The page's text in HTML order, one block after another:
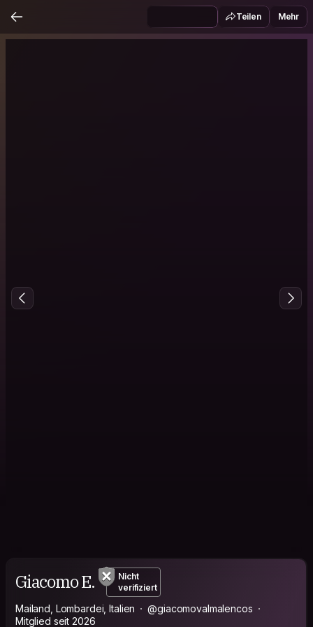
Teilen Mehr
Giacomo E.
Nicht
verifiziert
Mailand, Lombardei, Italien
@giacomovalmalencos
Mitglied seit 2026